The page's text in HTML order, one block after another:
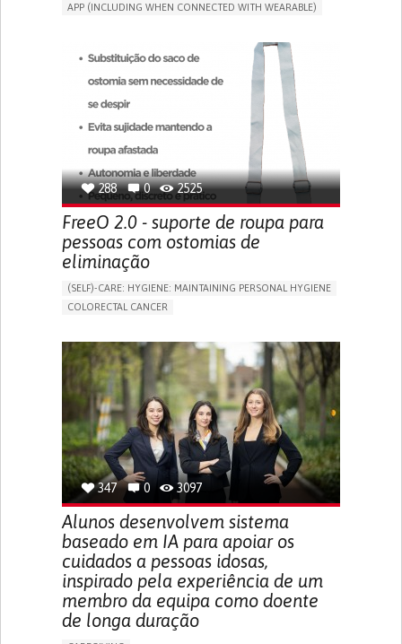
APP (INCLUDING WHEN CONNECTED WITH WEARABLE)
ASSISTIVE DAILY LIFE DEVICE (TO HELP ADL)
PROMOTING SELF-MANAGEMENT
PREVENTING (VACCINATION, PROTECTION, FALLS,
CAREGIVING SUPPORT
GENERAL AND FAMILY MEDICINE
MOBILITY ISSUES
CAREGIVER SUPPORT
SOLUTIONS FOR DISABLED PEOPLE
INDIA
288 0 2525
FreeO 2.0 - suporte de roupa para
pessoas com ostomias de
eliminação
(SELF)-CARE: HYGIENE: MAINTAINING PERSONAL HYGIENE
COLORECTAL CANCER
PROMOTING SELF-MANAGEMENT
GASTROENTEROLOGY
MEDICAL ONCOLOGY
PORTUGAL
347 0 3097
Alunos desenvolvem sistema
baseado em IA para apoiar os
cuidados a pessoas idosas,
inspirado pela experiência de um
membro da equipa como doente
de longa duração